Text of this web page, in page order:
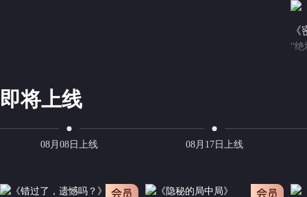
“
即将上线
08月08日上线 08月17日上线
会员